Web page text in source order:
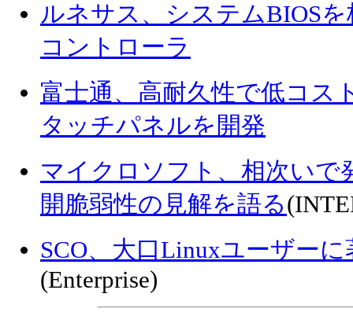
ルネサス、システムBIOS
コントローラ
富士通、高耐久性で低コス
タッチパネルを開発
マイクロソフト、相次いで
開脆弱性の見解を語る
SCO、大口Linuxユーザー
(Enterprise)